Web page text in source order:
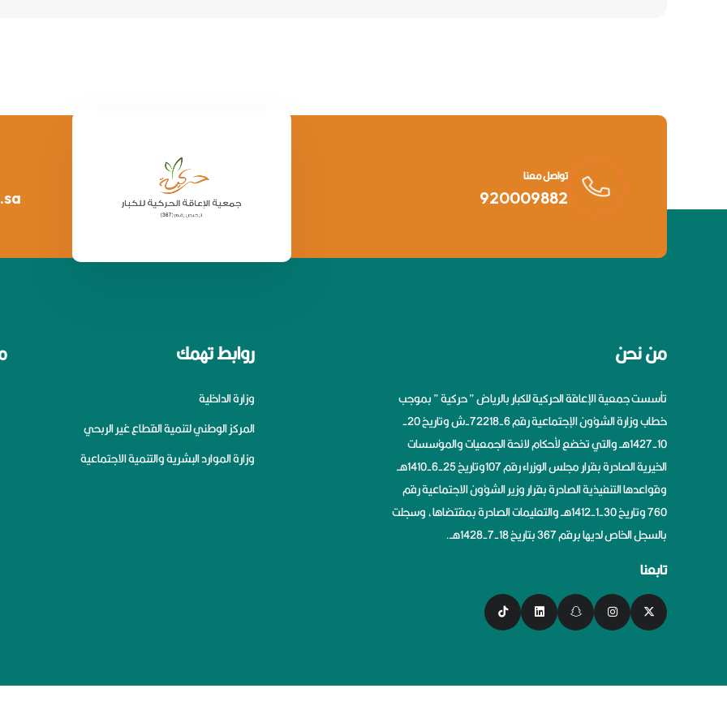
تواصل معنا
920009882
من نحن
تأسست جمعية الإعاقة الحركية للكبار بالرياض ” حركية ” بموجب
خطاب وزارة الشؤون الإجتماعية رقم 6-72218-ش وتاريخ 20-
10-1427هــ والتي تخضع لأحكام لائحة الجمعيات والمؤسسات
الخيرية الصادرة بقرار مجلس الوزراء رقم 107وتاريخ 25-6-1410هــ
وقواعدها التنفيذية الصادرة بقرار وزير الشؤون الاجتماعية رقم
760 وتاريخ 30-1-1412هــ والتعليمات الصادرة بمقتضاها، وسجلت
بالسجل الخاص لديها برقم 367 بتاريخ 18-7-1428هــ.
تابعنا
روابط تهمك
وزارة الداخلية
المركز الوطني لتنمية القطاع غير الربحي
وزارة الموارد البشرية والتنمية الاجتماعية